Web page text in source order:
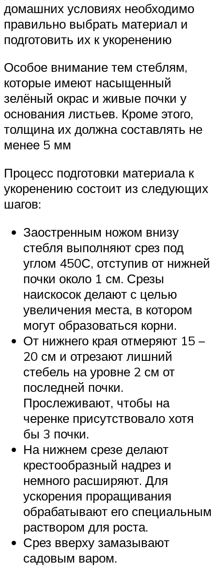
домашних условиях необходимо
правильно выбрать материал и
подготовить их к укоренению
Особое внимание тем стеблям,
которые имеют насыщенный
зелёный окрас и живые почки у
основания листьев. Кроме этого,
толщина их должна составлять не
менее 5 мм
Процесс подготовки материала к
укоренению состоит из следующих
шагов:
Заостренным ножом внизу
стебля выполняют срез под
углом 450С, отступив от нижней
почки около 1 см. Срезы
наискосок делают с целью
увеличения места, в котором
могут образоваться корни.
От нижнего края отмеряют 15 –
20 см и отрезают лишний
стебель на уровне 2 см от
последней почки.
Прослеживают, чтобы на
черенке присутствовало хотя
бы 3 почки.
На нижнем срезе делают
крестообразный надрез и
немного расширяют. Для
ускорения проращивания
обрабатывают его специальным
раствором для роста.
Срез вверху замазывают
садовым варом.